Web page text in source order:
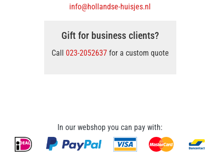
info@hollandse-huisjes.nl
Gift for business clients?
Call 023-2052637for a custom quote
In our webshop you can pay with: